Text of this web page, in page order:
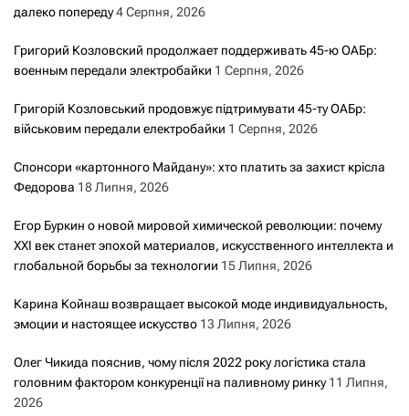
далеко попереду4 Серпня, 2026
Григорий Козловский продолжает поддерживать 45-ю ОАБр:
военным передали электробайки 1 Серпня, 2026
Григорій Козловський продовжує підтримувати 45-ту ОАБр:
військовим передали електробайки 1 Серпня, 2026
Спонсори «картонного Майдану»: хто платить за захист крісла
Федорова 18 Липня, 2026
Егор Буркин о новой мировой химической революции: почему
XXI век станет эпохой материалов, искусственного интеллекта и
глобальной борьбы за технологии 15 Липня, 2026
Карина Койнаш возвращает высокой моде индивидуальность,
эмоции и настоящее искусство 13 Липня, 2026
Олег Чикида пояснив, чому після 2022 року логістика стала
головним фактором конкуренції на паливному ринку 11 Липня,
2026